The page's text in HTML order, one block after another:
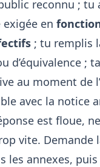
reconnu ; tu
exigée en
; tu remplis
d’équivalence ;
au moment de
avec la notice
est floue,
vite. Demande
les annexes,